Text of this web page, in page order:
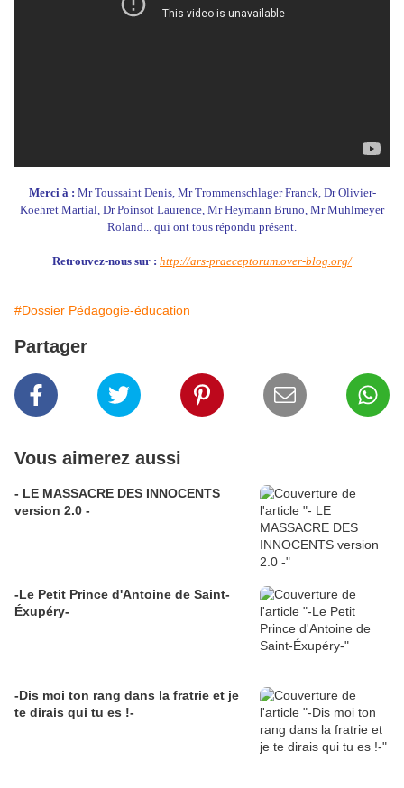
Merci à : Mr Toussaint Denis, Mr Trommenschlager Franck, Dr Olivier-
Koehret Martial, Dr Poinsot Laurence, Mr Heymann Bruno, Mr Muhlmeyer
Roland... qui ont tous répondu présent.
Retrouvez-nous sur : http://ars-praeceptorum.over-blog.org/
#Dossier Pédagogie-éducation
Partager
Vous aimerez aussi
- LE MASSACRE DES INNOCENTS
version 2.0 -
-Le Petit Prince d'Antoine de Saint-
Éxupéry-
-Dis moi ton rang dans la fratrie et je
te dirais qui tu es !-